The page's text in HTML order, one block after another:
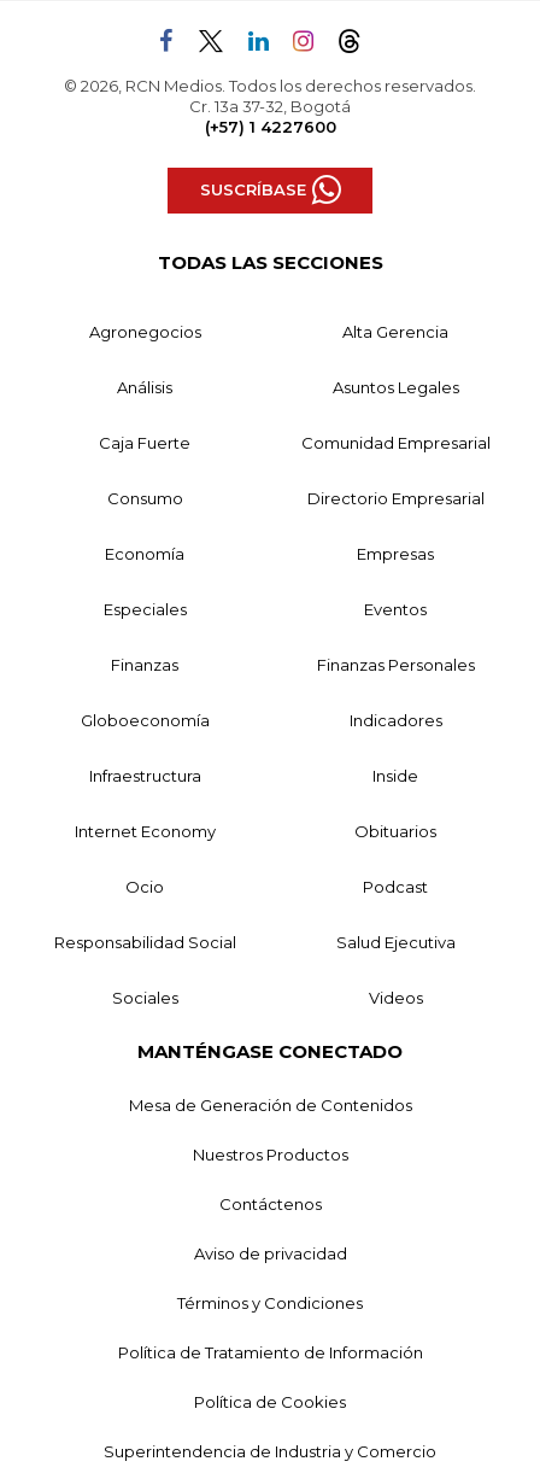
© 2026, RCN Medios. Todos los derechos reservados.
Cr. 13a 37-32, Bogotá
(+57) 1 4227600
SUSCRÍBASE
TODAS LAS SECCIONES
Agronegocios Alta Gerencia
Análisis Asuntos Legales
Caja Fuerte Comunidad Empresarial
Consumo Directorio Empresarial
Economía Empresas
Especiales Eventos
Finanzas Finanzas Personales
Globoeconomía Indicadores
Infraestructura Inside
Internet Economy Obituarios
Ocio Podcast
Responsabilidad Social Salud Ejecutiva
Sociales Videos
MANTÉNGASE CONECTADO
Mesa de Generación de Contenidos
Nuestros Productos
Contáctenos
Aviso de privacidad
Términos y Condiciones
Política de Tratamiento de Información
Política de Cookies
Superintendencia de Industria y Comercio